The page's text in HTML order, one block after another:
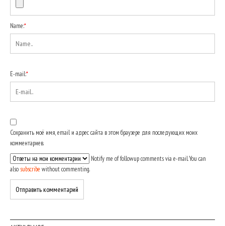
Name:*
E-mail:*
Сохранить моё имя, email и адрес сайта в этом браузере для последующих моих
комментариев.
Notify me of followup comments via e-mail. You can
also subscribe without commenting.